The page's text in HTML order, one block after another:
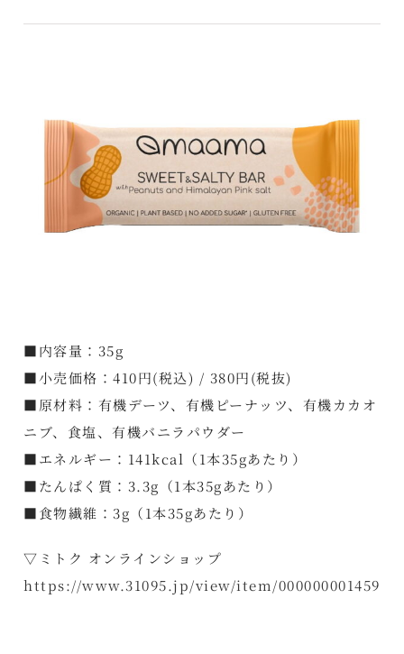
■内容量：35g
■小売価格：410円(税込) / 380円(税抜)
■原材料：有機デーツ、有機ピーナッツ、有機カカオ
ニブ、食塩、有機バニラパウダー
■エネルギー：141kcal（1本35gあたり）
■たんぱく質：3.3g（1本35gあたり）
■食物繊維：3g（1本35gあたり）
▽ミトク オンラインショップ
https://www.31095.jp/view/item/000000001459